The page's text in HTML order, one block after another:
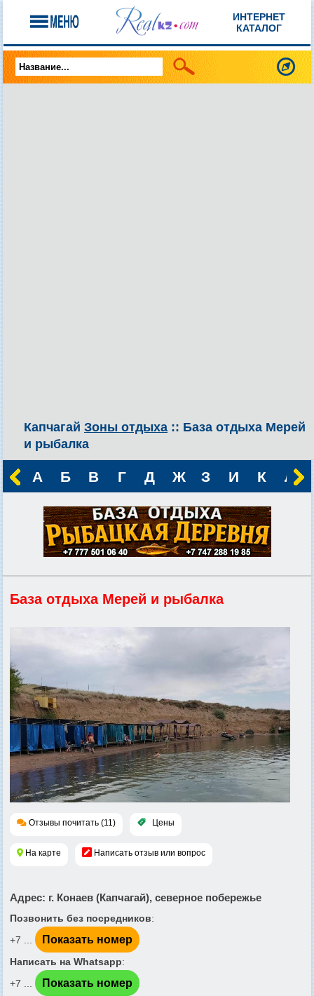
ИНТЕРНЕТ
КАТАЛОГ
Капчагай Зоны отдыха :: База отдыха Мерей
и рыбалка
А Б В Г Д Ж З И К Л
База отдыха Мерей и рыбалка
Отзывы почитать (11) Цены
На карте Написать отзыв или вопрос
Адрес: г. Конаев (Капчагай), северное побережье
Позвонить без посредников:
+7 ...
Показать номер
Написать на Whatsapp:
+7 ...
Показать номер